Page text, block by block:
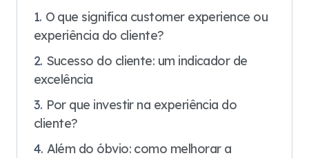
O que significa customer experience ou
experiência do cliente?
Sucesso do cliente: um indicador de
excelência
Por que investir na experiência do
cliente?
Além do óbvio: como melhorar a